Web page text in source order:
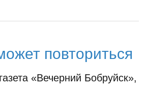
повториться
«Вечерний Бобруйск»,